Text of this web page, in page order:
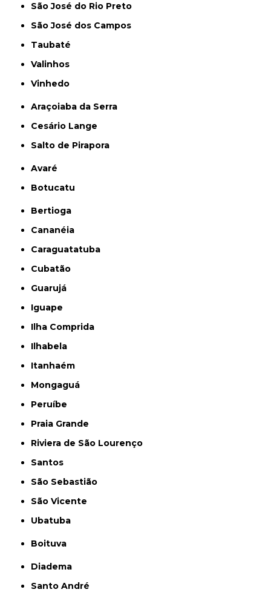
São José do Rio Preto
São José dos Campos
Taubaté
Valinhos
Vinhedo
Araçoiaba da Serra
Cesário Lange
Salto de Pirapora
Avaré
Botucatu
Bertioga
Cananéia
Caraguatatuba
Cubatão
Guarujá
Iguape
Ilha Comprida
Ilhabela
Itanhaém
Mongaguá
Peruíbe
Praia Grande
Riviera de São Lourenço
Santos
São Sebastião
São Vicente
Ubatuba
Boituva
Diadema
Santo André